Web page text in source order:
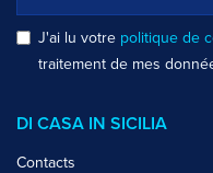
J'ai lu votre politique de
traitement de mes
DI CASA IN SICILIA
Contacts